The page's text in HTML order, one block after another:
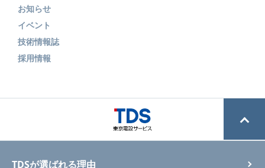
お知らせ
イベント
技術情報誌
採用情報
TDSが選ばれる理由